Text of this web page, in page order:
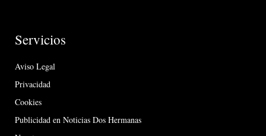
Servicios
Aviso Legal
Privacidad
Cookies
Publicidad en Noticias Dos Hermanas